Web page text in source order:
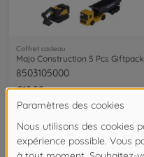
Coffret cadeau
Majo Construction 5 Pcs Giftpack
8503105000
€19.99